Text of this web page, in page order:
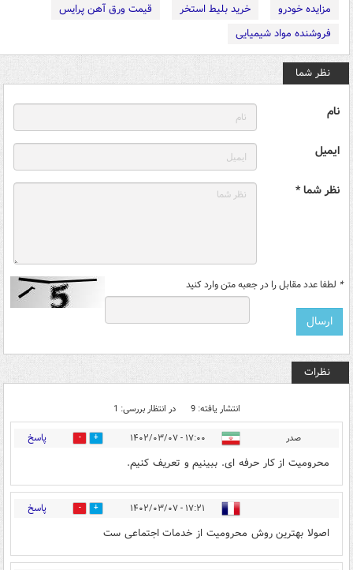
مزایده خودرو
خرید بلیط استخر
قیمت ورق آهن پرایس
فروشنده مواد شیمیایی
نظر شما
نام
ایمیل
نظر شما *
* لطفا عدد مقابل را در جعبه متن وارد کنید
نظرات
انتشار یافته: 9 در انتظار بررسی: 1
صدر ۱۷:۰۰ - ۱۴۰۲/۰۳/۰۷ 9 پاسخ
محرومیت از کار حرفه ای. ببینیم و تعریف کنیم.
۱۷:۲۱ - ۱۴۰۲/۰۳/۰۷ 11 پاسخ
اصولا بهترین روش محرومیت از خدمات اجتماعی ست